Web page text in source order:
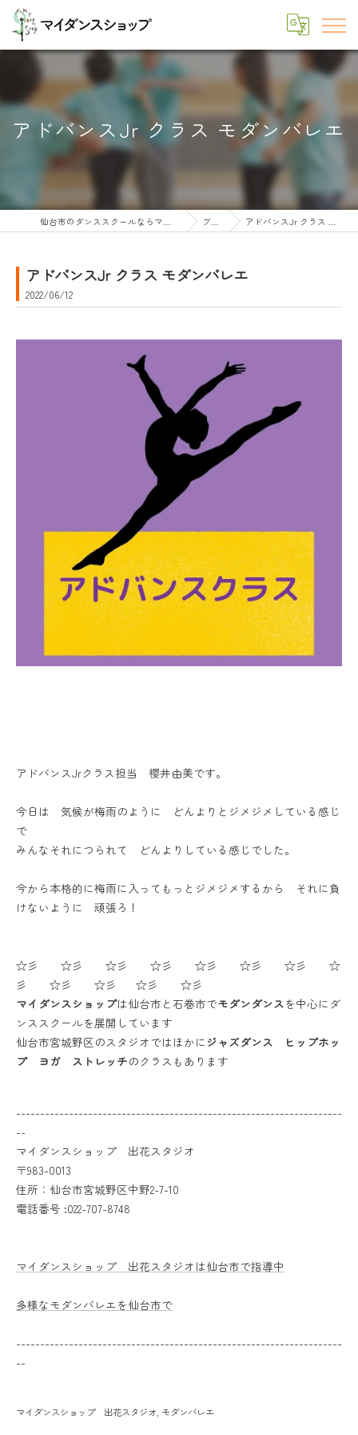
アドバンスJr クラス モダンバレエ
仙台市のダンススクールならマイダンスショップ ブログ アドバンスJr クラス モダンバレエ
アドバンスJr クラス モダンバレエ
2022/06/12
アドバンスJrクラス担当 櫻井由美です。
今日は 気候が梅雨のように どんよりとジメジメしている感じ
で
みんなそれにつられて どんよりしている感じでした。
今から本格的に梅雨に入ってもっとジメジメするから それに負
けないように 頑張ろ！
☆彡 ☆彡 ☆彡 ☆彡 ☆彡 ☆彡 ☆彡 ☆
彡 ☆彡 ☆彡 ☆彡 ☆彡
マイダンスショップは仙台市と石巻市でモダンダンスを中心にダ
ンススクールを展開しています
仙台市宮城野区のスタジオではほかに ジャズダンス ヒップホッ
プ ヨガ ストレッチのクラスもあります
--------------------------------------------------------------------
--
マイダンスショップ 出花スタジオ
〒983-0013
住所：仙台市宮城野区中野2-7-10
電話番号 :022-707-8748
マイダンスショップ 出花スタジオは仙台市で指導中
多様なモダンバレエを仙台市で
--------------------------------------------------------------------
--
マイダンスショップ 出花スタジオ モダンバレエ